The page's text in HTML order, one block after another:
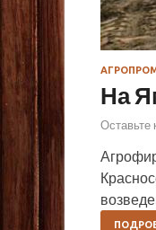
На
Оставьте